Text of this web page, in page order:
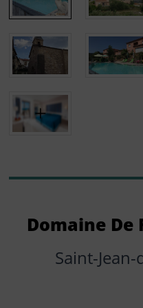
Domaine De
Saint-